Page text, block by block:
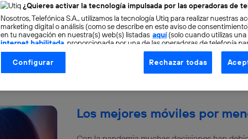
Los anuncios del CES 2025, celebrados en
cantidad de nuevas tendencias tecnológicas
Rubén Chicharro
Los mejores móviles por
¿Quieres activar la tecnología impulsada por las operadoras de
Nosotros, Telefónica S.A., utilizamos la tecnología Utiq para realizar nuestras
marketing digital o análisis (como se describe en este aviso de
en tu navegación en nuestra(s) web(s) listadas aquí(solo cuando utilizas una
internet habilitada , proporcionada por una de las operadoras de telefonía
otorgas tu consentimiento en cada página web).
La tecnología Utiq está diseñada con la privacidad como prioridad
control.
vinculada a la conexión que utilizas (p. ej., número de teléfono móvil).
Este identificador se asigna a la conexión de internet, por lo que cualquier
conecte su dispositivo y consienta el uso de la tecnología recibirá el mismo
Típicamente:
Configurar Rechazar todas